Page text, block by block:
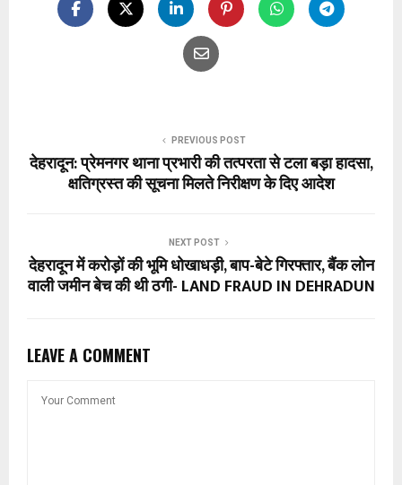
PREVIOUS POST
देहरादून: प्रेमनगर थाना प्रभारी की तत्परता से टला बड़ा हादसा,
क्षतिग्रस्त की सूचना मिलते निरीक्षण के दिए आदेश
NEXT POST
देहरादून में करोड़ों की भूमि धोखाधड़ी, बाप-बेटे गिरफ्तार, बैंक लोन
वाली जमीन बेच की थी ठगी- LAND FRAUD IN DEHRADUN
LEAVE A COMMENT